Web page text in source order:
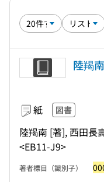
陸羯
紙 図書
陸羯南 [著], 西田長
<EB11-J9>
著者標目（識別子）